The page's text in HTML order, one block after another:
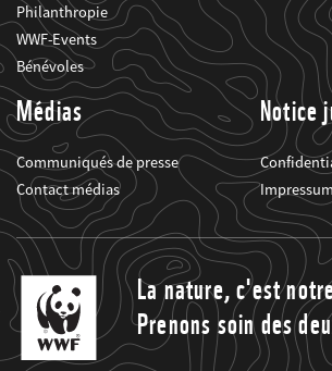
Philanthropie
WWF-Events
Bénévoles
Médias
Communiqués de presse
Contact médias
Notice
Impressum
La nature, c'est
Prenons soin des